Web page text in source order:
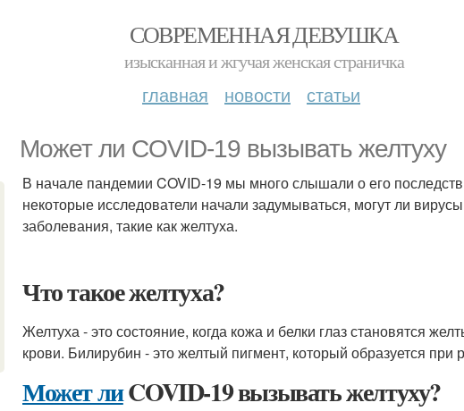
СОВРЕМЕННАЯ ДЕВУШКА
изысканная и жгучая женская страничка
главная новости статьи
Может ли COVID-19 вызывать желтуху
В начале пандемии COVID-19 мы много слышали о его
некоторые исследователи начали задумываться, могут ли
заболевания, такие как желтуха.
Что такое желтуха?
Желтуха - это состояние, когда кожа и белки глаз становятся
крови. Билирубин - это желтый пигмент, который образуется при
Может лиCOVID-19 вызывать желтуху?